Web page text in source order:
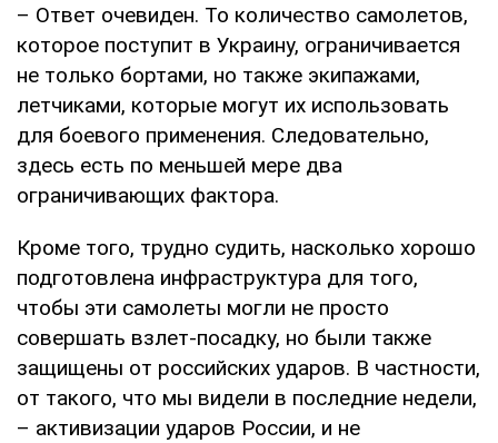
– Ответ очевиден. То количество самолетов,
которое поступит в Украину, ограничивается
не только бортами, но также экипажами,
летчиками, которые могут их использовать
для боевого применения. Следовательно,
здесь есть по меньшей мере два
ограничивающих фактора.
Кроме того, трудно судить, насколько хорошо
подготовлена инфраструктура для того,
чтобы эти самолеты могли не просто
совершать взлет-посадку, но были также
защищены от российских ударов. В частности,
от такого, что мы видели в последние недели,
– активизации ударов России, и не